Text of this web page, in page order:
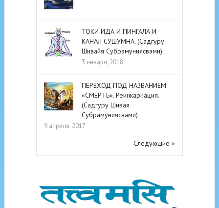
ТОКИ ИДА И ПИНГАЛА И
КАНАЛ СУШУМНА. (Садгуру
Шивайя Субрамуниясвами)
3 января, 2018
ПЕРЕХОД ПОД НАЗВАНИЕМ
«СМЕРТЬ». Реинкарнация.
(Садгуру Шивая
Субрамуниясвами)
9 апреля, 2017
Следующие »